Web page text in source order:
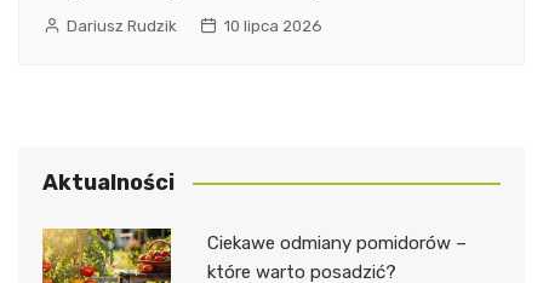
Dariusz Rudzik 10 lipca 2026
Aktualności
Ciekawe odmiany pomidorów –
które warto posadzić?